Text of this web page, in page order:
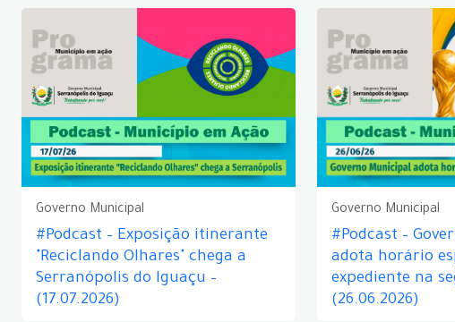
Governo Municipal
#Podcast – Exposição itinerante
"Reciclando Olhares" chega a
Serranópolis do Iguaçu –
(17.07.2026)
Governo Municipal
#Podcast –
adota horário
expediente na
(26.06.2026)